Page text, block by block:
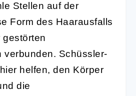
Stellen auf der
Form des Haarausfalls
gestörten
verbunden. Schüssler-
helfen, den Körper
die